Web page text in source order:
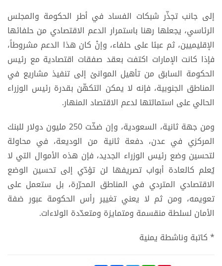
إلى جانب تجذّر شبكات الفساد في أطر الحكومة والمجلس
الرئاسي، يجعلها رهنا باستمرار الدعم الاقتصادي من حلفائها
الإقليميين، ثم عبئا على حلفاء، وإنْ كان هذا الدعم مشروطاً،
فإذا كانت الإمارات اكتفت بعقد صفقات اقتصادية مع رئيس
الحكومة السابق من تأهيل الموانئ إلى تنفيذ مشاريع في
المناطق الجنوبية، فإنه لا يمكن التكهّن بقدرة رئيس الوزراء
الحالي على استمالتها لدعم الاقتصاد المنهار.
ومن جهة ثانية، السعودية، وإن ضخّت 250 مليون دولار للبنك
المركزي في عدن، دفعة ثانية من الوديعة، في محاولة
لتحسين وضع رئيس الوزراء الجديد، فإن هذه الأموال التي لا
يُعلم كالعادة أبواب تصريفها لن تؤدّي إلى تحسين الوضع
الاقتصادي المتردي في المناطق المحرّرة، بل ستعمل على
تعويمه، ومن ثم لا يعني تغيير رأس الحكومة عبور ضفة
الأمان لسلطة منقسمة ومتمايزة ومتعدّدة الولاءات.
* كاتبة وناشطة يمنية